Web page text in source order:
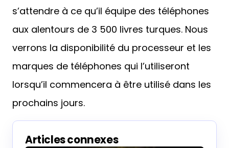
s’attendre à ce qu’il équipe des téléphones
aux alentours de 3 500 livres turques. Nous
verrons la disponibilité du processeur et les
marques de téléphones qui l’utiliseront
lorsqu’il commencera à être utilisé dans les
prochains jours.
Articles connexes